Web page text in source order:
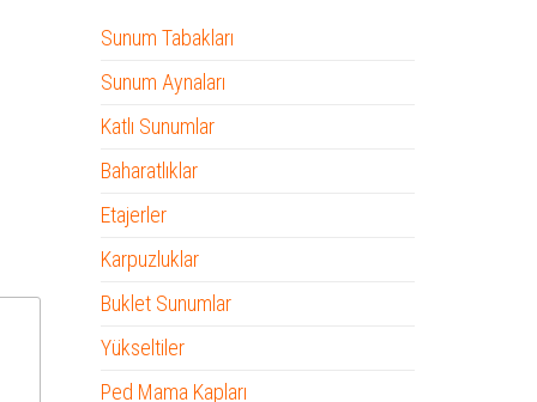
Sunum Tabakları
Sunum Aynaları
Katlı Sunumlar
Baharatlıklar
Etajerler
Karpuzluklar
Buklet Sunumlar
Yükseltiler
Ped Mama Kapları